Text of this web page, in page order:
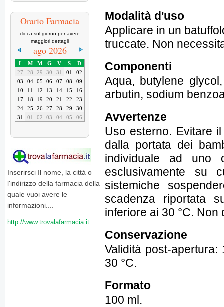
Orario Farmacia
clicca sul giorno per avere
maggiori dettagli
ago 2026
L M M G V S
D
27
28 29 30 31 01
02
03
04 05 06 07 08
09
10
11 12 13 14 15
16
17
18 19 20 21 22
23
24
25 26 27 28 29
30
31
01 02 03 04 05 06
Inserirsci Il nome, la città o
l'indirizzo della farmacia della
quale vuoi avere le
informazioni....
http://www.trovalafarmacia.it
Modalità d'uso
Applicare in un
truccate. Non
Componenti
Aqua, butylene
arbutin, sodium
Avvertenze
Uso esterno. Evitare
dalla portata dei
individuale ad uno
esclusivamente su
sistemiche
scadenza riportata
inferiore ai 30 °C.
Conservazione
Validità post-
30 °C.
Formato
100 ml.